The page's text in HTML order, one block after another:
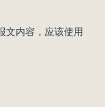
文内容，应该使用